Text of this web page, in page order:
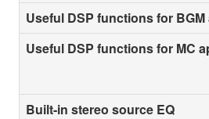
Useful DSP functions for
Useful DSP functions for MC
Built-in stereo source EQ